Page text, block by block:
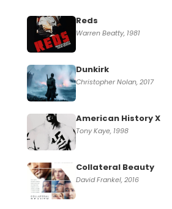
Reds
Warren Beatty, 1981
Dunkirk
Christopher Nolan, 2017
American History X
Tony Kaye, 1998
Collateral Beauty
David Frankel, 2016